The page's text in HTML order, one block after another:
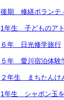
後期 修繕ボランテ
1年生 子どものア
６年 日光修学旅行
５年 愛川宿泊体験
２年生 まちたんけ
1年生 シャボン玉を